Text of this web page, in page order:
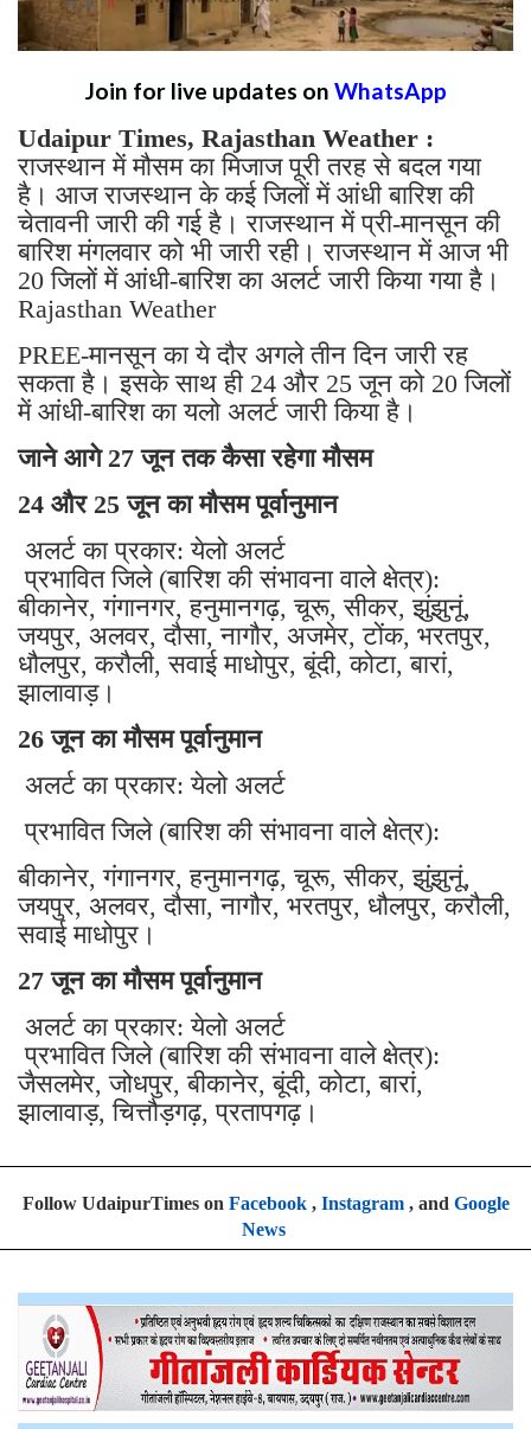
Join for live updates on WhatsApp
Udaipur Times, Rajasthan Weather :
राजस्थान में मौसम का मिजाज पूरी तरह से बदल गया
है। आज राजस्थान के कई जिलों में आंधी बारिश की
चेतावनी जारी की गई है। राजस्थान में प्री-मानसून की
बारिश मंगलवार को भी जारी रही। राजस्थान में आज भी
20 जिलों में आंधी-बारिश का अलर्ट जारी किया गया है।
Rajasthan Weather
PREE-मानसून का ये दौर अगले तीन दिन जारी रह
सकता है। इसके साथ ही 24 और 25 जून को 20 जिलों
में आंधी-बारिश का यलो अलर्ट जारी किया है।
जाने आगे 27 जून तक कैसा रहेगा मौसम
24 और 25 जून का मौसम पूर्वानुमान
अलर्ट का प्रकार: येलो अलर्ट
प्रभावित जिले (बारिश की संभावना वाले क्षेत्र):
बीकानेर, गंगानगर, हनुमानगढ़, चूरू, सीकर, झुंझुनूं,
जयपुर, अलवर, दौसा, नागौर, अजमेर, टोंक, भरतपुर,
धौलपुर, करौली, सवाई माधोपुर, बूंदी, कोटा, बारां,
झालावाड़।
26 जून का मौसम पूर्वानुमान
अलर्ट का प्रकार: येलो अलर्ट
प्रभावित जिले (बारिश की संभावना वाले क्षेत्र):
बीकानेर, गंगानगर, हनुमानगढ़, चूरू, सीकर, झुंझुनूं,
जयपुर, अलवर, दौसा, नागौर, भरतपुर, धौलपुर, करौली,
सवाई माधोपुर।
27 जून का मौसम पूर्वानुमान
अलर्ट का प्रकार: येलो अलर्ट
प्रभावित जिले (बारिश की संभावना वाले क्षेत्र):
जैसलमेर, जोधपुर, बीकानेर, बूंदी, कोटा, बारां,
झालावाड़, चित्तौड़गढ़, प्रतापगढ़।
Follow UdaipurTimes on Facebook, Instagram, and Google
News